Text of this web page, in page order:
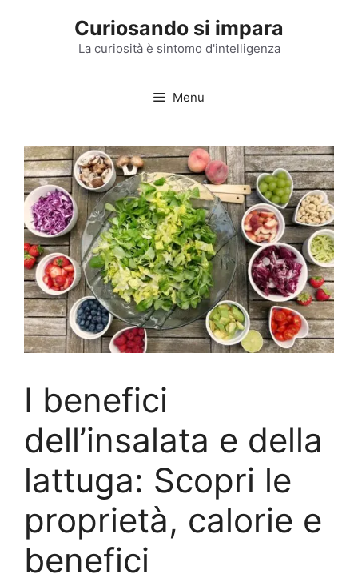
Curiosando si impara
La curiosità è sintomo d'intelligenza
Menu
I benefici
dell’insalata e della
lattuga: Scopri le
proprietà, calorie e
benefici